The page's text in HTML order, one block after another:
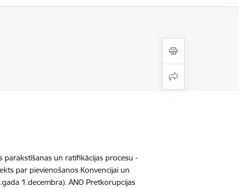
parakstīšanas un ratifikācijas procesu -
par pievienošanos Konvencijai un
1.decembra). ANO Pretkorupcijas